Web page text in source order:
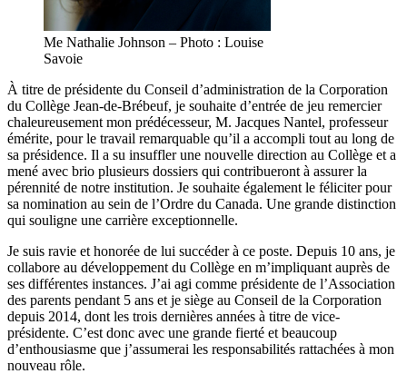
Me Nathalie Johnson – Photo : Louise
Savoie
À titre de présidente du Conseil d’administration de la Corporation
du Collège Jean-de-Brébeuf, je souhaite d’entrée de jeu remercier
chaleureusement mon prédécesseur, M. Jacques Nantel, professeur
émérite, pour le travail remarquable qu’il a accompli tout au long de
sa présidence. Il a su insuffler une nouvelle direction au Collège et a
mené avec brio plusieurs dossiers qui contribueront à assurer la
pérennité de notre institution. Je souhaite également le féliciter pour
sa nomination au sein de l’Ordre du Canada. Une grande distinction
qui souligne une carrière exceptionnelle.
Je suis ravie et honorée de lui succéder à ce poste. Depuis 10 ans, je
collabore au développement du Collège en m’impliquant auprès de
ses différentes instances. J’ai agi comme présidente de l’Association
des parents pendant 5 ans et je siège au Conseil de la Corporation
depuis 2014, dont les trois dernières années à titre de vice-
présidente. C’est donc avec une grande fierté et beaucoup
d’enthousiasme que j’assumerai les responsabilités rattachées à mon
nouveau rôle.